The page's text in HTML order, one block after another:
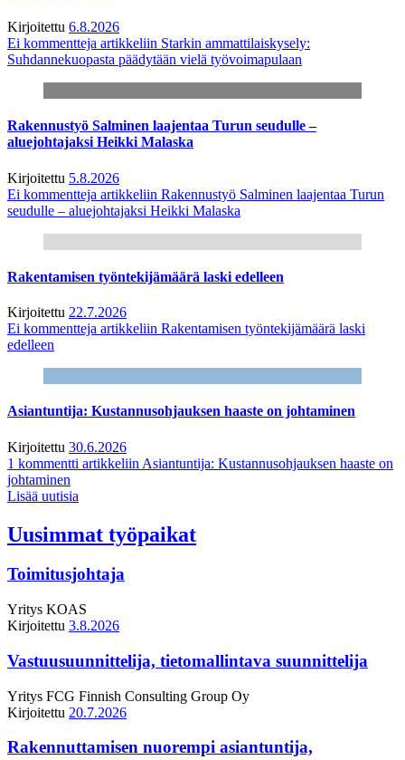
Kirjoitettu 6.8.2026
Ei kommentteja artikkeliin Starkin ammattilaiskysely:
Suhdannekuopasta päädytään vielä työvoimapulaan
Rakennustyö Salminen laajentaa Turun seudulle –
aluejohtajaksi Heikki Malaska
Kirjoitettu 5.8.2026
Ei kommentteja artikkeliin Rakennustyö Salminen laajentaa Turun
seudulle – aluejohtajaksi Heikki Malaska
Rakentamisen työntekijämäärä laski edelleen
Kirjoitettu 22.7.2026
Ei kommentteja artikkeliin Rakentamisen työntekijämäärä laski
edelleen
Asiantuntija: Kustannusohjauksen haaste on johtaminen
Kirjoitettu 30.6.2026
1 kommentti artikkeliin Asiantuntija: Kustannusohjauksen haaste on
johtaminen
Lisää uutisia
Uusimmat työpaikat
Toimitusjohtaja
Yritys KOAS
Kirjoitettu 3.8.2026
Vastuusuunnittelija, tietomallintava suunnittelija
Yritys FCG Finnish Consulting Group Oy
Kirjoitettu 20.7.2026
Rakennuttamisen nuorempi asiantuntija,